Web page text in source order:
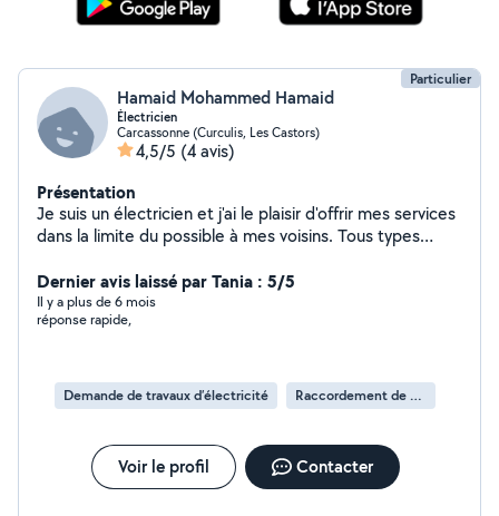
Particulier
Hamaid Mohammed Hamaid
Électricien
Carcassonne (Curculis, Les Castors)
4,5/5 (4 avis)
Présentation
Je suis un électricien et j'ai le plaisir d'offrir mes services
dans la limite du possible à mes voisins. Tous types
multiple et dépannage connexion fibre optique
Dernier avis laissé par Tania : 5/5
Il y a plus de 6 mois
réponse rapide,
Demande de travaux d’électricité Raccordement de prise électrique
Voir le profil Contacter